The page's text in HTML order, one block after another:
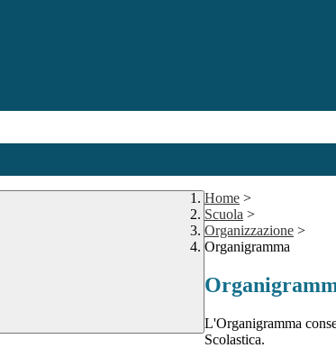
Home >
Scuola >
Organizzazione >
Organigramma
L'Organigramma
Scolastica.